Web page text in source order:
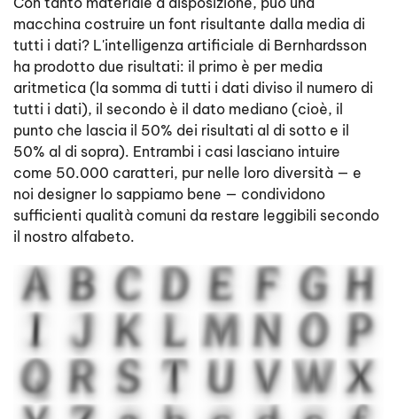
macchina costruire un font risultante dalla media di
tutti i dati? L'intelligenza artificiale di Bernhardsson
ha prodotto due risultati: il primo è per media
aritmetica (la somma di tutti i dati diviso il numero di
tutti i dati), il secondo è il dato mediano (cioè, il
punto che lascia il 50% dei risultati al di sotto e il
50% al di sopra). Entrambi i casi lasciano intuire
come 50.000 caratteri, pur nelle loro diversità — e
noi designer lo sappiamo bene — condividono
sufficienti qualità comuni da restare leggibili secondo
il nostro alfabeto.